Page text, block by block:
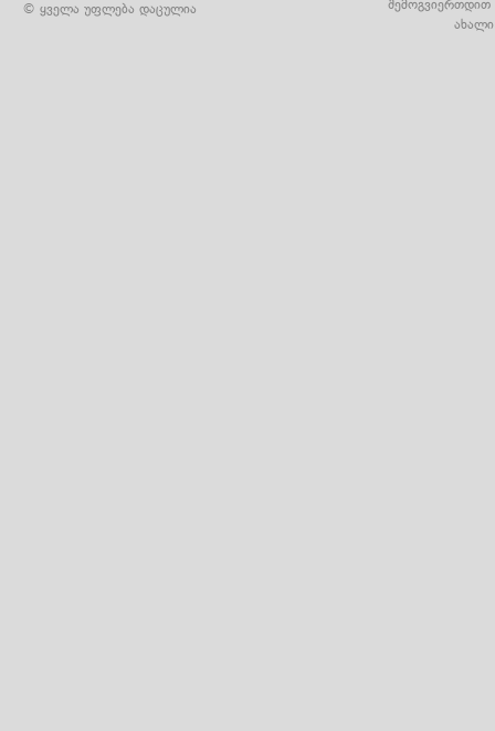
© ყველა უფლება დაცულია
შემოგვიერთდით
ახალი